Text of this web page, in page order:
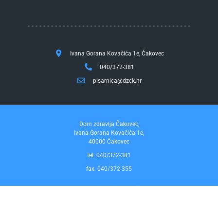
Ivana Gorana Kovačića 1e, Čakovec
040/372-381
pisarnica@dzck.hr
Dom zdravlja Čakovec,
Ivana Gorana Kovačića 1e,
40000 Čakovec
tel. 040/372-381
fax. 040/372-355
Pravo na pristup informacijama